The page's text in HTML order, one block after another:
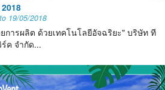
to 19/05/2018
การผลิต ด้วยเทคโนโลยีอัจฉริยะ" บริษัท ที
ร์ค จำกัด...